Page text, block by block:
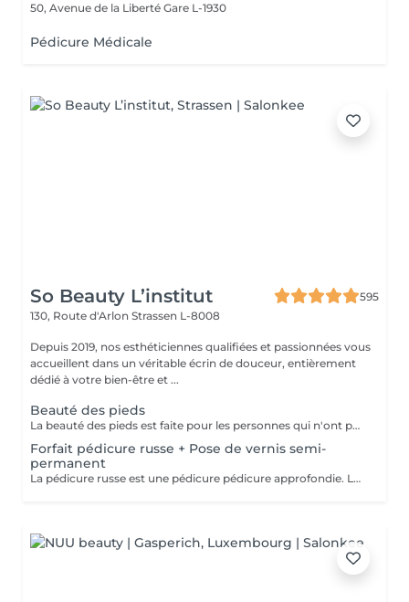
50, Avenue de la Liberté Gare L-1930
Pédicure Médicale
So Beauty L’institut
595
130, Route d'Arlon Strassen L-8008
Depuis 2019, nos esthéticiennes qualifiées et passionnées vous
accueillent dans un véritable écrin de douceur, entièrement
dédié à votre bien-être et ...
Beauté des pieds
La beauté des pieds est faite pour les personnes qui n'ont pas de problème particulier au niveau de leur pieds. Elle comprend la pousse des cuticules, la coupe des ongles et le limage, léger ponçage de la plaque de l'ongle, et rape de la plante du pied. Pose de vernis transparent et application de crème inclues.
Forfait pédicure russe + Pose de vernis semi-
permanent
La pédicure russe est une pédicure pédicure approfondie. La durée de votre vernis permanent va durer 1 semaine de plus.